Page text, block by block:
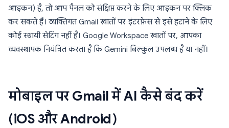
आइकन) है, तो आप पैनल को संक्षिप्त करने के लिए आइकन पर क्लिक
कर सकते हैं। व्यक्तिगत Gmail खातों पर इंटरफ़ेस से इसे हटाने के लिए
कोई स्थायी सेटिंग नहीं है। Google Workspace खातों पर, आपका
व्यवस्थापक नियंत्रित करता है कि Gemini बिल्कुल उपलब्ध है या नहीं।
मोबाइल पर Gmail में AI कैसे बंद करें
(iOS और Android)